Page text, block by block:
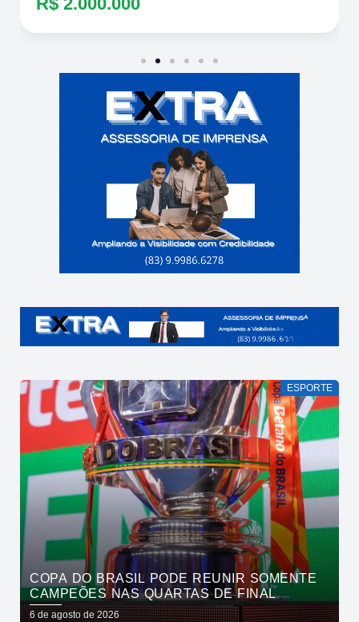
ESPORTE
COPA DO BRASIL PODE REUNIR SOMENTE
CAMPEÕES NAS QUARTAS DE FINAL
6 de agosto de 2026